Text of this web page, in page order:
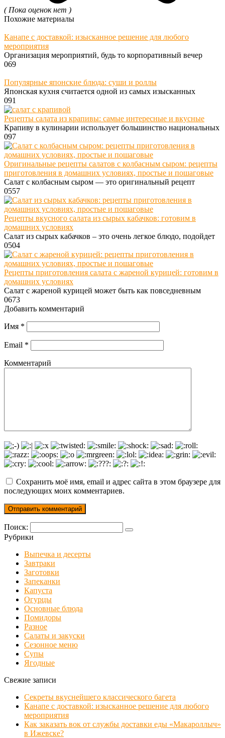
( Пока оценок нет )
Похожие материалы
Канапе с доставкой: изысканное решение для любого
мероприятия
Организация мероприятий, будь то корпоративный вечер
069
Популярные японские блюда: суши и роллы
Японская кухня считается одной из самых изысканных
091
Рецепты салата из крапивы: самые интересные и вкусные
Крапиву в кулинарии использует большинство национальных
097
Оригинальные рецепты салатов с колбасным сыром: рецепты
приготовления в домашних условиях, простые и пошаговые
Салат с колбасным сыром — это оригинальный рецепт
0557
Рецепты вкусного салата из сырых кабачков: готовим в
домашних условиях
Салат из сырых кабачков – это очень легкое блюдо, подойдет
0504
Рецепты приготовления салата с жареной курицей: готовим в
домашних условиях
Салат с жареной курицей может быть как повседневным
0673
Добавить комментарий
Имя *
Email *
Комментарий
Сохранить моё имя, email и адрес сайта в этом браузере для
последующих моих комментариев.
Поиск:
Рубрики
Выпечка и десерты
Завтраки
Заготовки
Запеканки
Капуста
Огурцы
Основные блюда
Помидоры
Разное
Салаты и закуски
Сезонное меню
Супы
Ягодные
Свежие записи
Секреты вкуснейшего классического багета
Канапе с доставкой: изысканное решение для любого
мероприятия
Как заказать вок от службы доставки еды «Макароллыч»
в Ижевске?